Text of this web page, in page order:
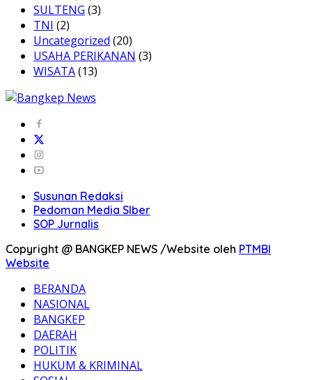
SULTENG (3)
TNI (2)
Uncategorized (20)
USAHA PERIKANAN (3)
WISATA(13)
Susunan Redaksi
Pedoman Media SIber
SOP Jurnalis
Copyright @ BANGKEP NEWS /Website oleh PTMBI
Website
BERANDA
NASIONAL
BANGKEP
DAERAH
POLITIK
HUKUM & KRIMINAL